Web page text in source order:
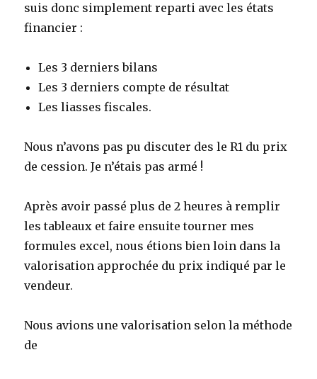
suis donc simplement reparti avec les états
financier :
Les 3 derniers bilans
Les 3 derniers compte de résultat
Les liasses fiscales.
Nous n’avons pas pu discuter des le R1 du prix
de cession. Je n’étais pas armé !
Après avoir passé plus de 2 heures à remplir
les tableaux et faire ensuite tourner mes
formules excel, nous étions bien loin dans la
valorisation approchée du prix indiqué par le
vendeur.
Nous avions une valorisation selon la méthode
de